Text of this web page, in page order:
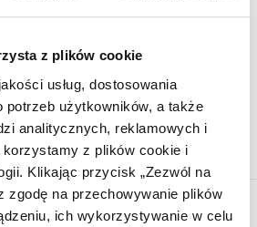
z plików cookie
usług, dostosowania
potrzeb użytkowników, a także
analitycznych, reklamowych i
korzystamy z plików cookie i
Klikając przycisk „Zezwól na
zgodę na przechowywanie plików
ich wykorzystywanie w celu
Beach
Gedi
Diani Beach
Beach
PN Tsavo
Malindi
Maasai Mara